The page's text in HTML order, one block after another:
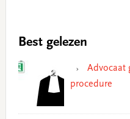
Best gelezen
Advocaat
procedure